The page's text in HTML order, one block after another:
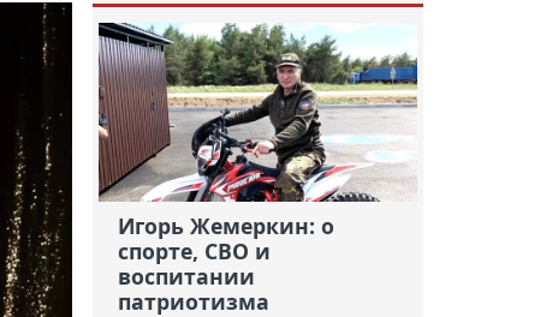
Игорь Жемеркин: о
спорте, СВО и
воспитании
патриотизма